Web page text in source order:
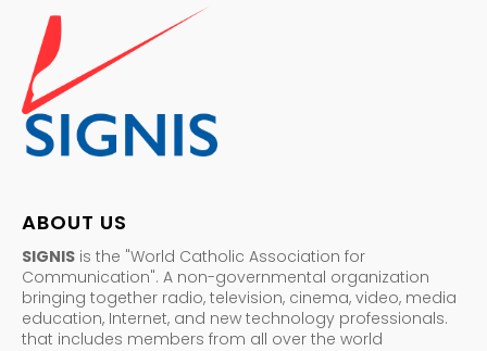
ABOUT US
SIGNIS is the "World Catholic Association for
Communication". A non-governmental organization
bringing together radio, television, cinema, video, media
education, Internet, and new technology professionals.
that includes members from all over the world